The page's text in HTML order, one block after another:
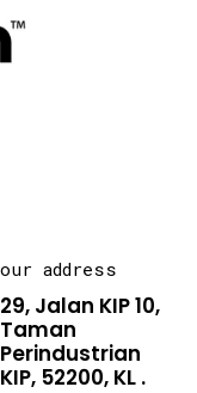
our address
29, Jalan KIP 10,
Taman
Perindustrian
KIP, 52200, KL .